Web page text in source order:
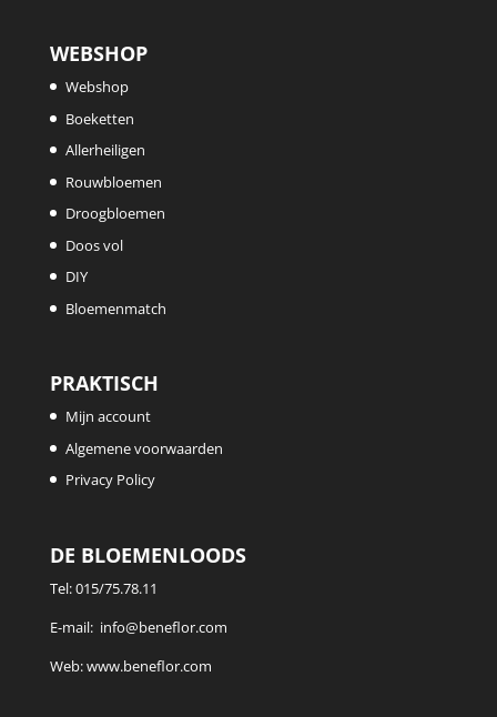
WEBSHOP
Webshop
Boeketten
Allerheiligen
Rouwbloemen
Droogbloemen
Doos vol
DIY
Bloemenmatch
PRAKTISCH
Mijn account
Algemene voorwaarden
Privacy Policy
DE BLOEMENLOODS
Tel:015/75.78.11
E-mail: info@beneflor.com
Web:www.beneflor.com